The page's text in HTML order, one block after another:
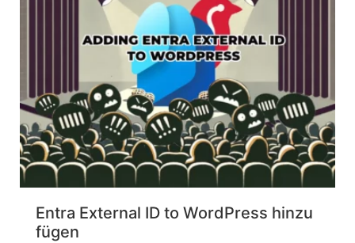
Entra External ID to WordPress hinzu
fügen